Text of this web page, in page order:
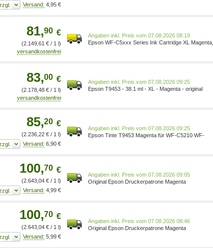
4,95 €
81,90 €
(2.149,61 € / 1 l)
Preis vom 07.08.2026 08:19
Epson WF-C5xxx Series Ink Cartridge XL Magenta,
83,00 €
(2.178,48 € / 1 l)
Preis vom 07.08.2026 09:25
Epson T9453 - 38.1 ml - XL - Magenta - original
85,20 €
(2.236,22 € / 1 l)
6,90 €
Preis vom 07.08.2026 09:25
Epson Tinte T9453 Magenta für WF-C5210 WF-
100,70 €
(2.643,04 € / 1 l)
4,99 €
Preis vom 07.08.2026 09:05
Original Epson Druckerpatrone Magenta
100,70 €
(2.643,04 € / 1 l)
5,99 €
Preis vom 07.08.2026 08:46
Original Epson Druckerpatrone Magenta